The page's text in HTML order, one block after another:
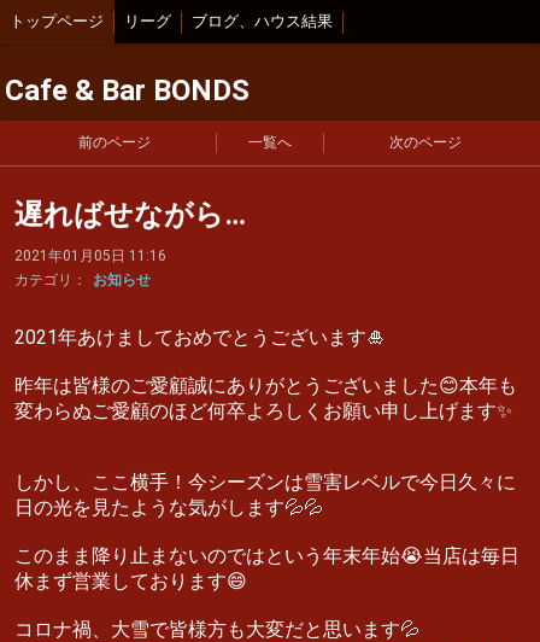
トップページ リーグ ブログ、ハウス結果
Cafe & Bar BONDS
前のページ 一覧へ 次のページ
遅ればせながら…
2021年01月05日 11:16
カテゴリ：
お知らせ
2021年あけましておめでとうございます🎍
昨年は皆様のご愛顧誠にありがとうございました😊本年も
変わらぬご愛顧のほど何卒よろしくお願い申し上げます✨
しかし、ここ横手！今シーズンは雪害レベルで今日久々に
日の光を見たような気がします💦💦
このまま降り止まないのではという年末年始😭当店は毎日
休まず営業しております😄
コロナ禍、大雪で皆様方も大変だと思います💦